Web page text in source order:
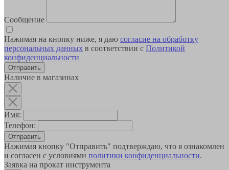
Сообщение
Нажимая на кнопку ниже, я даю согласие на обработку
персональных данных в соответствии с Политикой
конфиденциальности
Наличие в магазинах
Имя:
Телефон:
Отправить
Нажимая кнопку "Отправить" подтверждаю, что я ознакомлен
и согласен с условиями политики конфиденциальности.
Заявка на прокат инструмента